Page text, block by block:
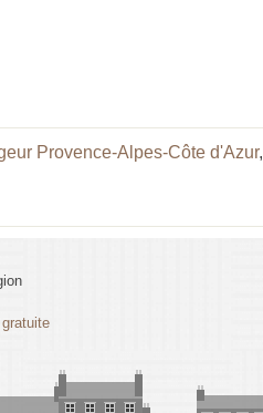
Provence-Alpes-Côte d'Azur,
gratuite